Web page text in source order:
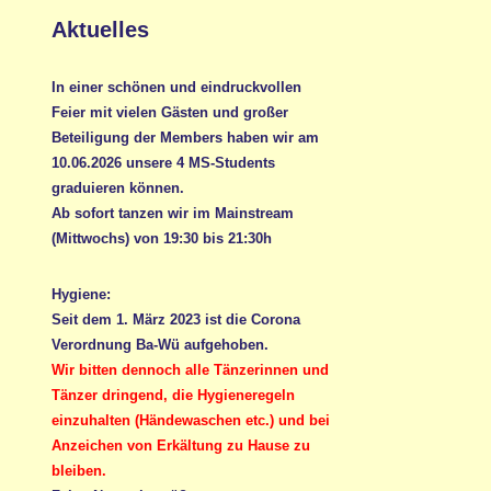
Aktuelles
In einer schönen und eindruckvollen
Feier mit vielen Gästen und großer
Beteiligung der Members haben wir am
10.06.2026 unsere 4 MS-Students
graduieren können.
Ab sofort tanzen wir im Mainstream
(Mittwochs) von 19:30 bis 21:30h
Hygiene:
Seit dem 1. März 2023 ist die Corona
Verordnung Ba-Wü aufgehoben.
Wir bitten dennoch alle Tänzerinnen und
Tänzer dringend, die Hygieneregeln
einzuhalten (Händewaschen etc.) und bei
Anzeichen von Erkältung zu Hause zu
bleiben.